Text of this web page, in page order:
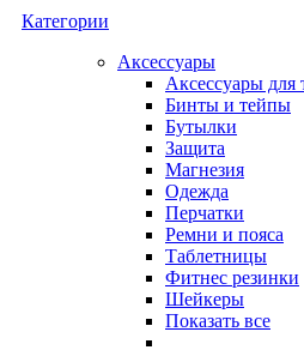
Категории
Аксессуары
Аксессуары для
Бинты и тейпы
Бутылки
Защита
Магнезия
Одежда
Перчатки
Ремни и пояса
Таблетницы
Фитнес резинки
Шейкеры
Показать все